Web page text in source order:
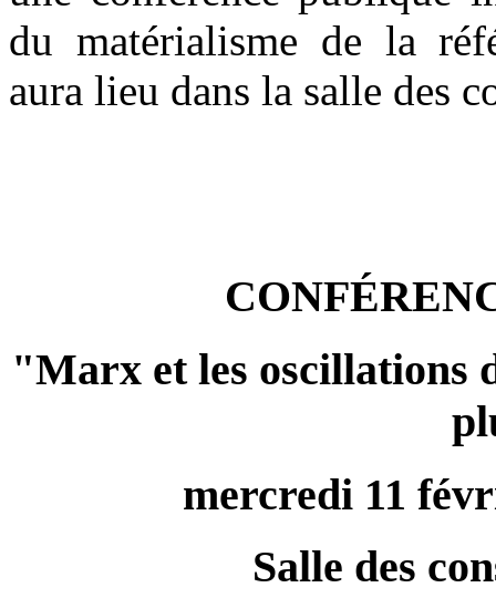
du matérialisme de la
aura lieu dans la salle des
"Marx et les oscillations
mercredi 11
Salle des